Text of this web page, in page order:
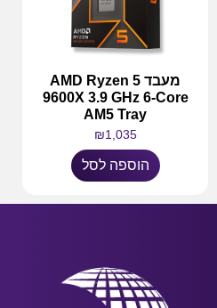
מעבד AMD Ryzen 5
9600X 3.9 GHz 6-Core
AM5 Tray
₪1,035
הוספה לסל